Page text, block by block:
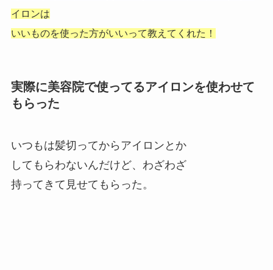
イロンは
いいものを使った方がいいって教えてくれた！
実際に美容院で使ってるアイロンを使わせて
もらった
いつもは髪切ってからアイロンとか
してもらわないんだけど、わざわざ
持ってきて見せてもらった。